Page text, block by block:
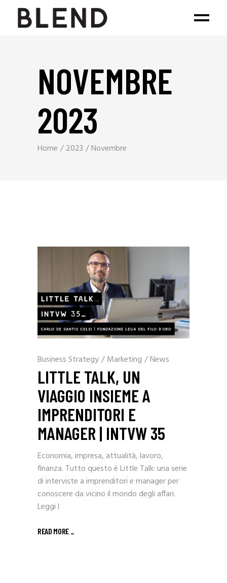
NOVEMBRE
2023
Home 2023 Novembre
Business Strategy/ Marketing /News
LITTLE TALK, UN
VIAGGIO INSIEME A
IMPRENDITORI E
MANAGER | INTVW 35
Economia, impresa, attualità, lavoro,
finanza. Tutto questo è Little Talk: una serie
di interviste a imprenditori e manager per
conoscere da vicino il mondo degli affari.
Leggi l
READ MORE _